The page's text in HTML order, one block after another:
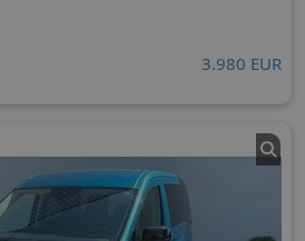
3.980 EUR